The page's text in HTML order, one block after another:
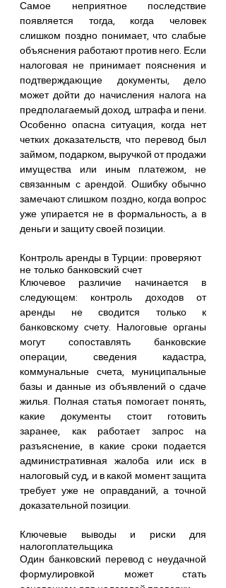
Самое неприятное последствие
появляется тогда, когда человек
слишком поздно понимает, что слабые
объяснения работают против него. Если
налоговая не принимает пояснения и
подтверждающие документы, дело
может дойти до начисления налога на
предполагаемый доход, штрафа и пени.
Особенно опасна ситуация, когда нет
четких доказательств, что перевод был
займом, подарком, выручкой от продажи
имущества или иным платежом, не
связанным с арендой. Ошибку обычно
замечают слишком поздно, когда вопрос
уже упирается не в формальность, а в
деньги и защиту своей позиции.
Контроль аренды в Турции: проверяют
не только банковский счет
Ключевое различие начинается в
следующем: контроль доходов от
аренды не сводится только к
банковскому счету. Налоговые органы
могут сопоставлять банковские
операции, сведения кадастра,
коммунальные счета, муниципальные
базы и данные из объявлений о сдаче
жилья. Полная статья помогает понять,
какие документы стоит готовить
заранее, как работает запрос на
разъяснение, в какие сроки подается
административная жалоба или иск в
налоговый суд, и в какой момент защита
требует уже не оправданий, а точной
доказательной позиции.
Ключевые выводы и риски для
налогоплательщика
Один банковский перевод с неудачной
формулировкой может стать